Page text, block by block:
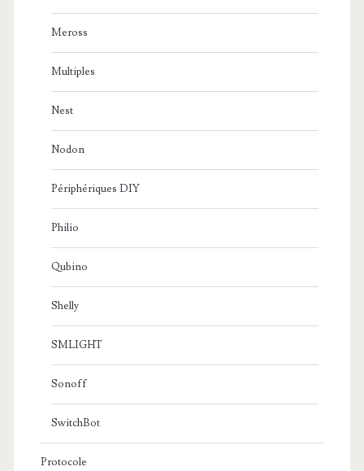
Meross
Multiples
Nest
Nodon
Périphériques DIY
Philio
Qubino
Shelly
SMLIGHT
Sonoff
SwitchBot
Protocole